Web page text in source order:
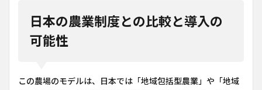
日本の農業制度との比較と導入の
可能性
この農場のモデルは、日本では「地域包括型農業」や「地域